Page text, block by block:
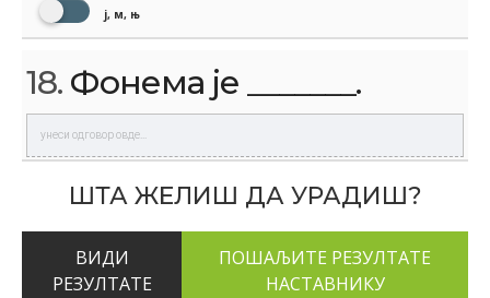
ј, м, њ
18. Фонема је _______.
ШТА ЖЕЛИШ ДА УРАДИШ?
ВИДИ
РЕЗУЛТАТЕ